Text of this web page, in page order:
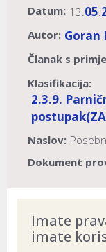
Datum: 13.05.
Autor: Goran
Članak s
Klasifikacija:
2.3.9.
postupak
Naslov:
Dokument
Imate
imate